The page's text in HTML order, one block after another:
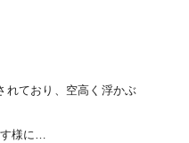
れており、空高く浮かぶ
す様に…